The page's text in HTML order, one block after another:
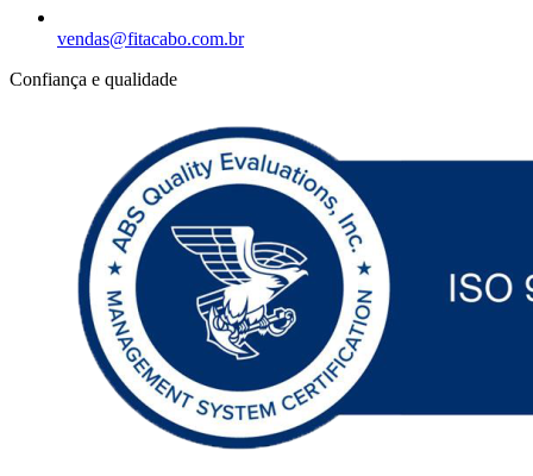
vendas@fitacabo.com.br
Confiança e qualidade